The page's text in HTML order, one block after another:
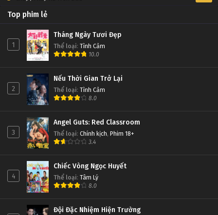
Top phim lẻ
1
Tháng Ngày Tươi Đẹp
Thể loại: Tình Cảm
10.0
2
Nếu Thời Gian Trở Lại
Thể loại: Tình Cảm
8.0
3
Angel Guts: Red Classroom
Thể loại: Chính kịch, Phim 18+
3.4
4
Chiếc Vòng Ngọc Huyết
Thể loại: Tâm Lý
8.0
Đội Đặc Nhiệm Hiện Trường